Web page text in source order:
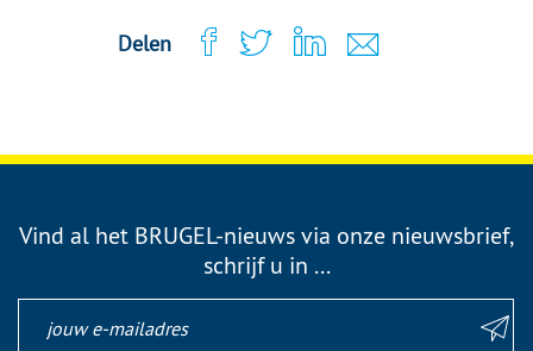
Delen
Vind al het BRUGEL-nieuws via onze nieuwsbrief,
schrijf u in ...